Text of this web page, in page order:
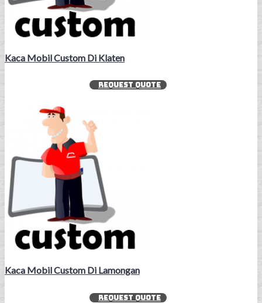
Kaca Mobil Custom Di Klaten
REQUEST QUOTE
Kaca Mobil Custom Di Lamongan
REQUEST QUOTE